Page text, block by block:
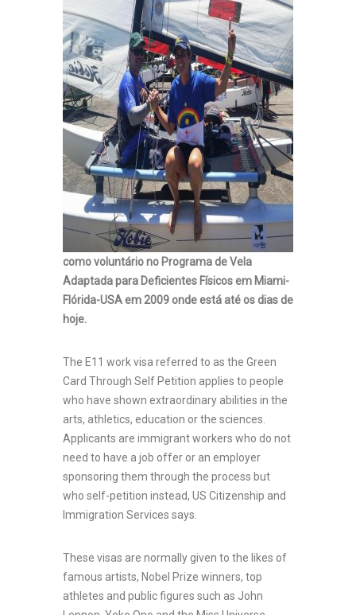
como voluntário no Programa de Vela
Adaptada para Deficientes Físicos em Miami-
Flórida-USA em 2009 onde está até os dias de
hoje.
The E11 work visa referred to as the Green
Card Through Self Petition applies to people
who have shown extraordinary abilities in the
arts, athletics, education or the sciences.
Applicants are immigrant workers who do not
need to have a job offer or an employer
sponsoring them through the process but
who self-petition instead, US Citizenship and
Immigration Services says.
These visas are normally given to the likes of
famous artists, Nobel Prize winners, top
athletes and public figures such as John